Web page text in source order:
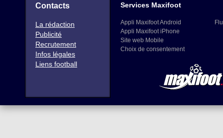
Contacts
La rédaction
Publicité
Recrutement
Infos légales
Liens football
Services Maxifoot
Appli Maxifoot Android
Appli Maxifoot iPhone
Site web Mobile
Choix de consentement